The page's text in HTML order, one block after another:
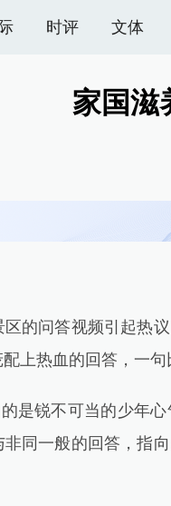
时评 文体
家国滋
问答视频引起热议
上热血的回答，一句
锐不可当的少年心
同一般的回答，指